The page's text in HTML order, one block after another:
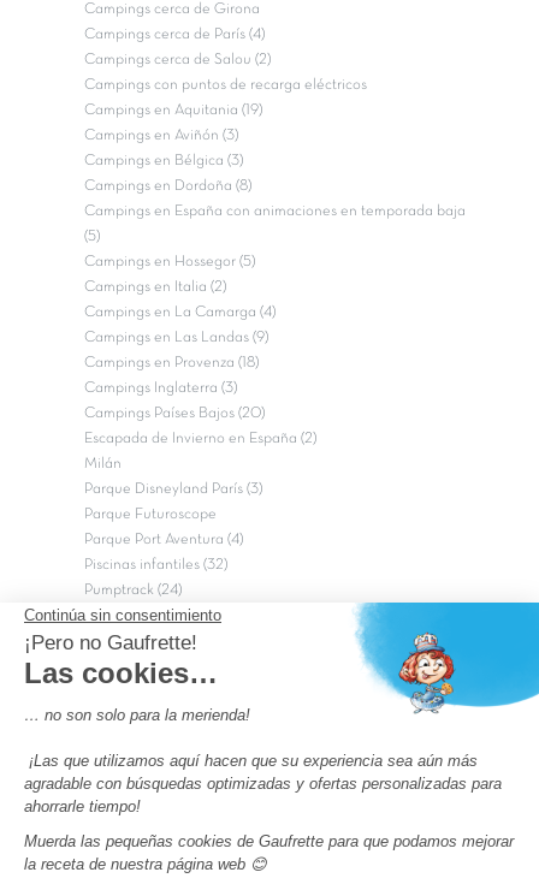
Campings cerca de Girona
Campings cerca de París (4)
Campings cerca de Salou (2)
Campings con puntos de recarga eléctricos
Campings en Aquitania (19)
Campings en Aviñón (3)
Campings en Bélgica (3)
Campings en Dordoña (8)
Campings en España con animaciones en temporada baja
(5)
Campings en Hossegor (5)
Campings en Italia (2)
Campings en La Camarga (4)
Campings en Las Landas (9)
Campings en Provenza (18)
Campings Inglaterra (3)
Campings Países Bajos (20)
Escapada de Invierno en España (2)
Milán
Parque Disneyland París (3)
Parque Futuroscope
Parque Port Aventura (4)
Piscinas infantiles (32)
Pumptrack (24)
Puy du Fou (2)
Roma
Semana Santa (17)
Campings de 4 estrellas en Francia
Los camping con piscinas en Francia
Camping Barcelona
Camping Murcia
Camping Costa Brava
Camping Costa daurada